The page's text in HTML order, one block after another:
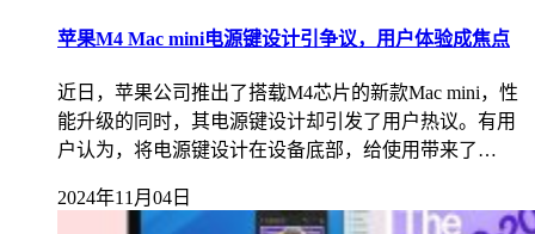
苹果M4 Mac mini电源键设计引争议，用户体验成焦点
近日，苹果公司推出了搭载M4芯片的新款Mac mini，性
能升级的同时，其电源键设计却引发了用户热议。有用
户认为，将电源键设计在设备底部，给使用带来了…
2024年11月04日